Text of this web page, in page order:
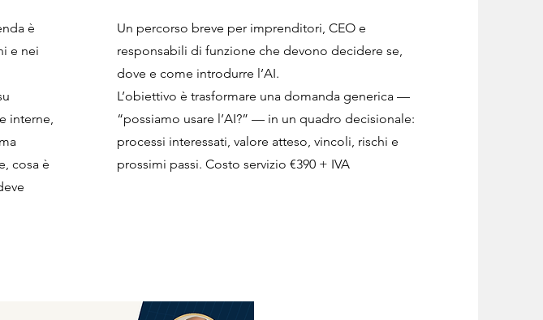
è
e nei
interne,
cosa è
Un percorso breve per imprenditori, CEO e
responsabili di funzione che devono decidere se,
dove e come introdurre l’AI.
L’obiettivo è trasformare una domanda generica —
“possiamo usare l’AI?” — in un quadro decisionale:
processi interessati, valore atteso, vincoli, rischi e
prossimi passi. Costo servizio €390 + IVA